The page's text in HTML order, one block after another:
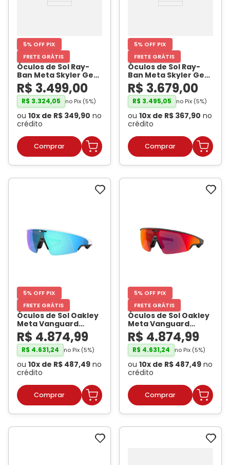
5% OFF PIX
FRETE GRÁTIS
Óculos de Sol Ray-
Ban Meta Skyler Gen
2 RW4014 Preto
Brilhante / Verde G-
15 Unissex- RAY BAN
META
R$ 3.499,00
R$ 3.324,05 no Pix (5%)
ou 10x de R$ 349,90 no
crédito
5% OFF PIX
FRETE GRÁTIS
Óculos de Sol Ray-
Ban Meta Skyler Gen
2 RW4014 Preto
Brilhante / Grafite
Degradê Polarizado
Unissex- RAY BAN
META
R$ 3.679,00
R$ 3.495,05 no Pix (5%)
ou 10x de R$ 367,90 no
crédito
5% OFF PIX
FRETE GRÁTIS
Óculos de Sol Oakley
Meta Vanguard
OW8001 Branco /
Prizm Sapphire
Unissex - OAKLEY
META
R$ 4.874,99
R$ 4.631,24 no Pix (5%)
ou 10x de R$ 487,49 no
crédito
5% OFF PIX
FRETE GRÁTIS
Óculos de Sol Oakley
Meta Vanguard
OW8001 Preto / Prizm
Road Unissex -
OAKLEY META
R$ 4.874,99
R$ 4.631,24 no Pix (5%)
ou 10x de R$ 487,49 no
crédito